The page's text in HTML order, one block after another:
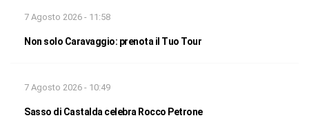
7 Agosto 2026 - 11:58
Non solo Caravaggio: prenota il Tuo Tour
7 Agosto 2026 - 10:49
Sasso di Castalda celebra Rocco Petrone